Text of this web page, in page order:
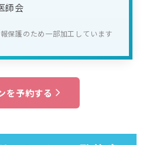
師会
保護のため一部加工しています
を予約する